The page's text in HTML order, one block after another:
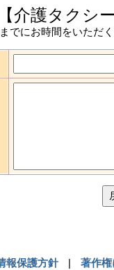
介護タクシ
でにお時間をいただ
報保護方針 | 著作